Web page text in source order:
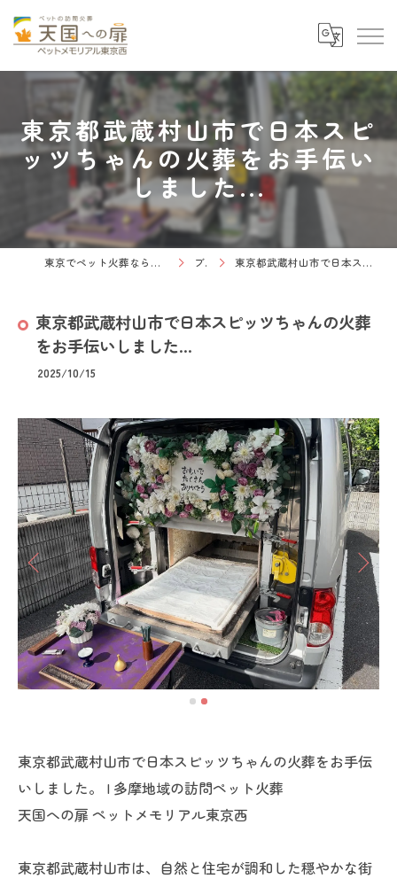
東京都武蔵村山市で日本スピ
ッツちゃんの火葬をお手伝い
しました...
東京でペット火葬なら天国への扉 ペットメモリアル東京西 ブログ 東京都武蔵村山市で日本スピッツちゃんの火葬をお手伝いしました...
東京都武蔵村山市で日本スピッツちゃんの火葬
をお手伝いしました...
2025/10/15
東京都武蔵村山市で日本スピッツちゃんの火葬をお手伝
いしました。 | 多摩地域の訪問ペット火葬
天国への扉 ペットメモリアル東京西
東京都武蔵村山市は、自然と住宅が調和した穏やかな街